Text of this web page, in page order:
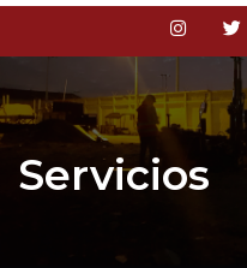
Servicios